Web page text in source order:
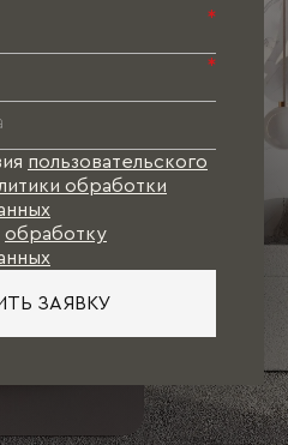
*
*
пользовательского
обработки
обработку
ЗАЯВКУ